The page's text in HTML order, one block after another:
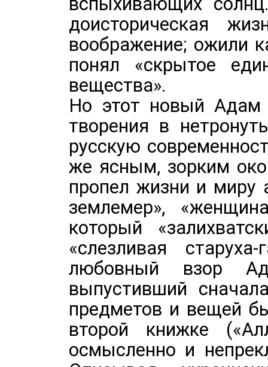
доисторическая
воображение; ожили
понял «скрытое
вещества».
Но этот новый
творения в
русскую
же ясным, зорким
пропел жизни и миру
землемер»,
который
«слезливая
любовный взор
выпустивший
предметов и вещей
второй книжке
осмысленно и